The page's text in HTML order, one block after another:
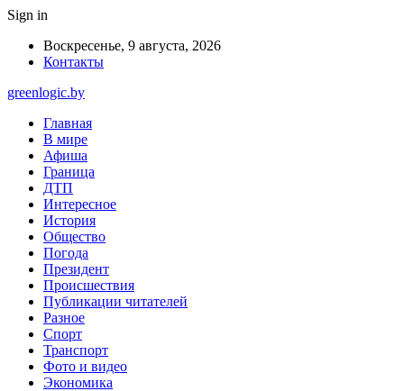
Sign in
Воскресенье, 9 августа, 2026
Контакты
greenlogic.by
Главная
В мире
Афиша
Граница
ДТП
Интересное
История
Общество
Погода
Президент
Происшествия
Публикации читателей
Разное
Спорт
Транспорт
Фото и видео
Экономика